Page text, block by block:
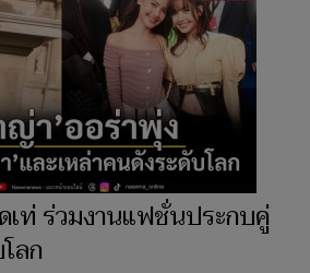
ท่ ร่วมงานแฟชั่นประกบคู่
ลก